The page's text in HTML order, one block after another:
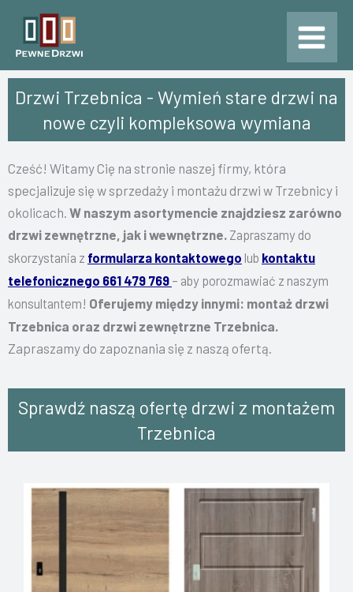
Przejdź
treści
Drzwi Trzebnica - Wymień stare drzwi na
nowe czyli kompleksowa wymiana
Cześć! Witamy Cię na stronie naszej firmy, która
specjalizuje się w sprzedaży i montażu drzwi w Trzebnicy i
okolicach. W naszym asortymencie znajdziesz zarówno
drzwi zewnętrzne, jak i wewnętrzne. Zapraszamy do
skorzystania z formularza kontaktowego lub kontaktu
telefonicznego 661 479 769 – aby porozmawiać z naszym
konsultantem! Oferujemy między innymi: montaż drzwi
Trzebnica oraz drzwi zewnętrzne Trzebnica.
Zapraszamy do zapoznania się z naszą ofertą.
Sprawdź naszą ofertę drzwi z montażem
Trzebnica